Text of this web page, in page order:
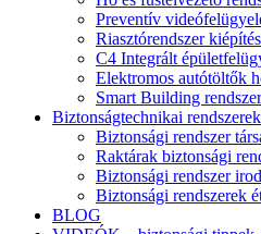
Preventív
Riasztórendszer
C4 Integrált
Elektromos autótöltők
Smart Building
Biztonságtechnikai rendszerek
Biztonsági rendszer
Raktárak biztonsági
Biztonsági rendszer
Biztonsági rendszerek
BLOG